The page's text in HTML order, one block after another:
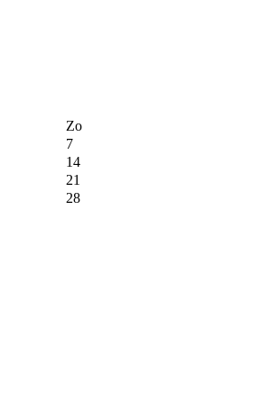
Zo
7
14
21
28